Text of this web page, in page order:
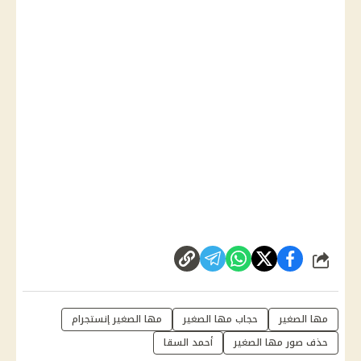
شارك
مها الصغير حجاب مها الصغير
مها الصغير إنستجرام
حذف صور مها الصغير
أحمد السقا